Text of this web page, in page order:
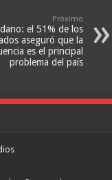
Próximo
el 51% de los
aseguró que la
es el principal
problema del país